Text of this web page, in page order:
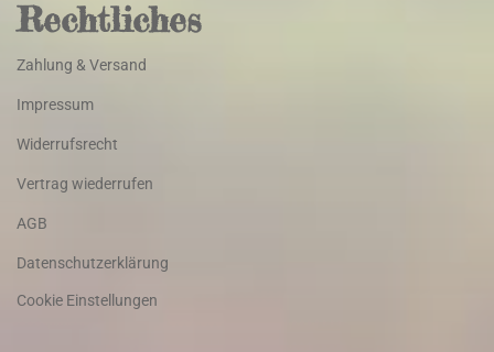
Rechtliches
Zahlung & Versand
Impressum
Widerrufsrecht
Vertrag wiederrufen
AGB
Datenschutzerklärung
Cookie Einstellungen